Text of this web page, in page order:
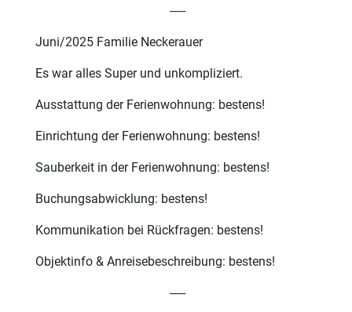
-----
Juni/2025 Familie Neckerauer
Es war alles Super und unkompliziert.
Ausstattung der Ferienwohnung: bestens!
Einrichtung der Ferienwohnung: bestens!
Sauberkeit in der Ferienwohnung: bestens!
Buchungsabwicklung: bestens!
Kommunikation bei Rückfragen: bestens!
Objektinfo & Anreisebeschreibung: bestens!
-----